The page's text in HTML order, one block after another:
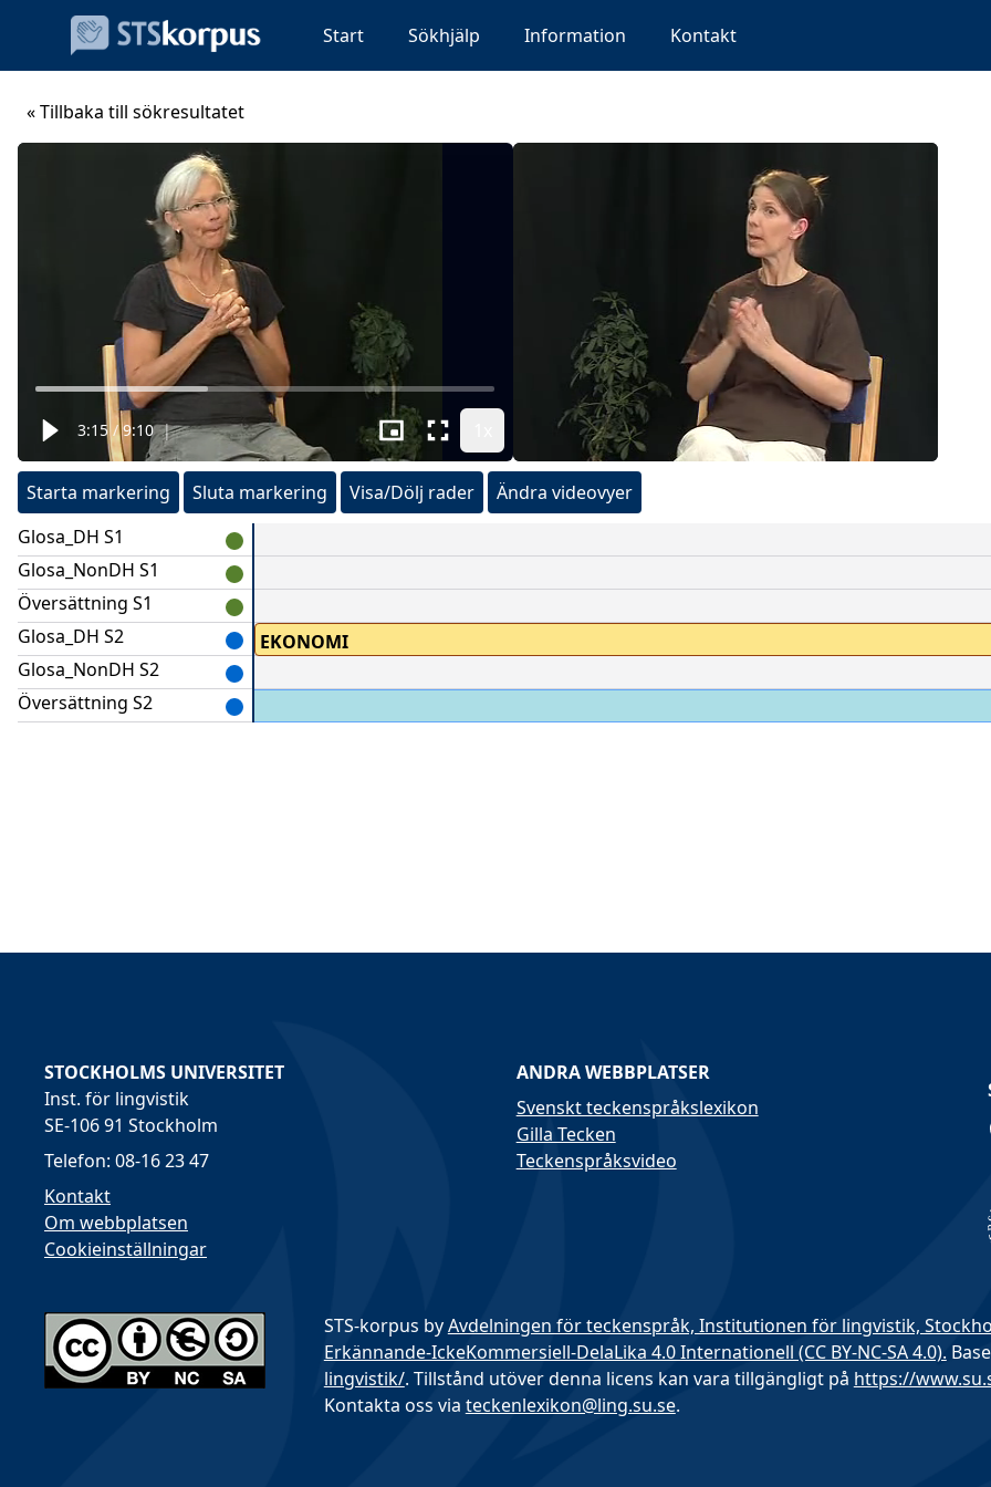
Start Sökhjälp Information Kontakt
« Tillbaka till sökresultatet
3:15 / 9:10 |
Starta markering Sluta markering Visa/Dölj rader
Ändra videovyer
Glosa_DH S1
Glosa_NonDH S1
Översättning S1
Glosa_DH S2
Glosa_NonDH S2
Översättning S2
EKONOMI
STOCKHOLMS UNIVERSITET
Inst. för lingvistik
SE-106 91 Stockholm
Telefon: 08-16 23 47
Kontakt
Om webbplatsen
Cookieinställningar
ANDRA WEBBPLATSER
Svenskt teckenspråkslexikon
Gilla Tecken
Teckenspråksvideo
STS-korpus byAvdelningen för teckenspråk, Institutionen för lingvistik,
Erkännande-IckeKommersiell-DelaLika 4.0 Internationell (CC BY-NC-SA 4.0).
lingvistik/. Tillstånd utöver denna licens kan vara tillgängligt på https://
Kontakta oss via teckenlexikon@ling.su.se.